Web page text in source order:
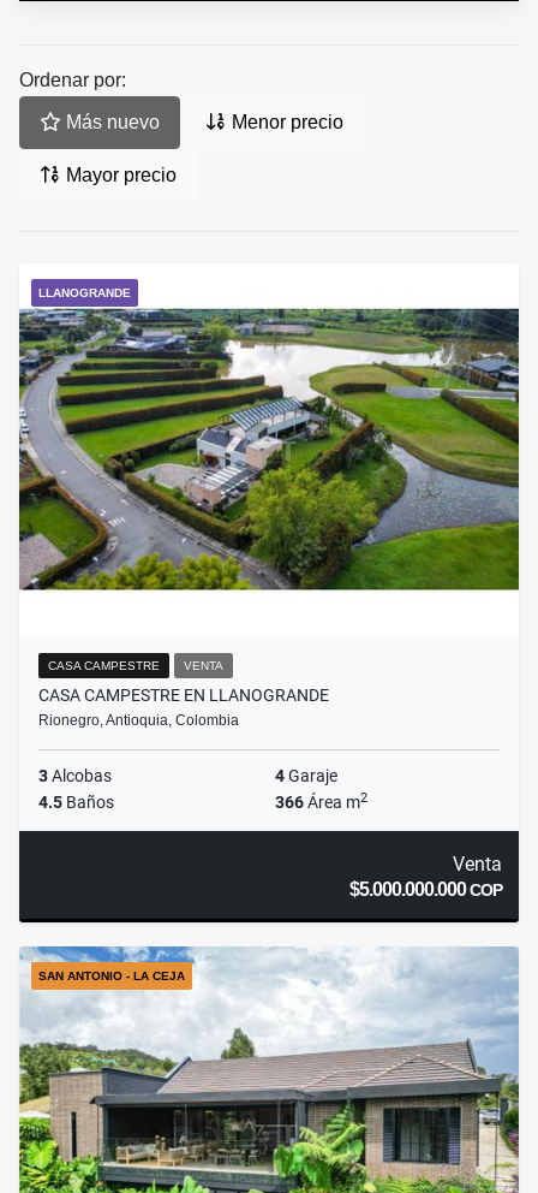
Ordenar por:
Más nuevo Menor precio
Mayor precio
LLANOGRANDE
CASA CAMPESTRE VENTA
CASA CAMPESTRE EN LLANOGRANDE
Rionegro, Antioquia, Colombia
3Alcobas 4Garaje
4.5 Baños 366Área m2
Venta
$5.000.000.000COP
SAN ANTONIO - LA CEJA